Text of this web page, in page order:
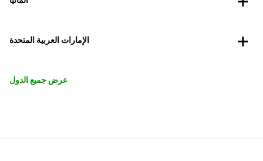
الإمارات العربية المتحدة
عرض جميع الدول